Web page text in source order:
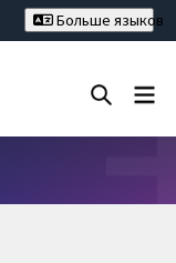
Больше языков